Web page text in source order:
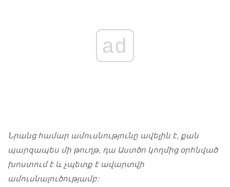
ad
Նրանց համար ամուսնությունը ավելին է, քան
պարզապես մի թուղթ, դա Աստծո կողմից օրհնված
խոստում է և չպետք է ավարտվի
ամուսնալուծությամբ: